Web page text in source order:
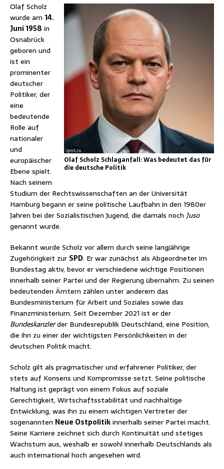
Olaf Scholz Schlaganfall: Was bedeutet das für
die deutsche Politik
Olaf Scholz
wurde am 14.
Juni 1958 in
Osnabrück
geboren und
ist ein
prominenter
deutscher
Politiker, der
eine
bedeutende
Rolle auf
nationaler
und
europäischer
Ebene spielt.
Nach seinem
Studium der Rechtswissenschaften an der Universität
Hamburg begann er seine politische Laufbahn in den 1980er
Jahren bei der Sozialistischen Jugend, die damals noch Juso
genannt wurde.
Bekannt wurde Scholz vor allem durch seine langjährige
Zugehörigkeit zur SPD. Er war zunächst als Abgeordneter im
Bundestag aktiv, bevor er verschiedene wichtige Positionen
innerhalb seiner Partei und der Regierung übernahm. Zu seinen
bedeutenden Ämtern zählen unter anderem das
Bundesministerium für Arbeit und Soziales sowie das
Finanzministerium. Seit Dezember 2021 ist er der
Bundeskanzlerder Bundesrepublik Deutschland, eine Position,
die ihn zu einer der wichtigsten Persönlichkeiten in der
deutschen Politik macht.
Scholz gilt als pragmatischer und erfahrener Politiker, der
stets auf Konsens und Kompromisse setzt. Seine politische
Haltung ist geprägt von einem Fokus auf soziale
Gerechtigkeit, Wirtschaftsstabilität und nachhaltige
Entwicklung, was ihn zu einem wichtigen Vertreter der
sogenannten Neue Ostpolitikinnerhalb seiner Partei macht.
Seine Karriere zeichnet sich durch Kontinuität und stetiges
Wachstum aus, weshalb er sowohl innerhalb Deutschlands als
auch international hoch angesehen wird.